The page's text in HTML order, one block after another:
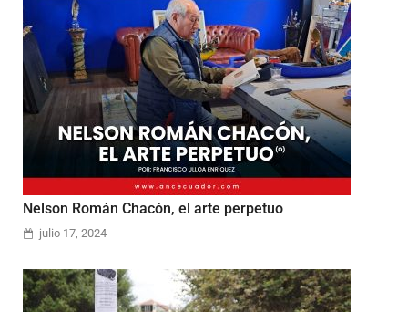
Nelson Román Chacón, el arte perpetuo
julio 17, 2024